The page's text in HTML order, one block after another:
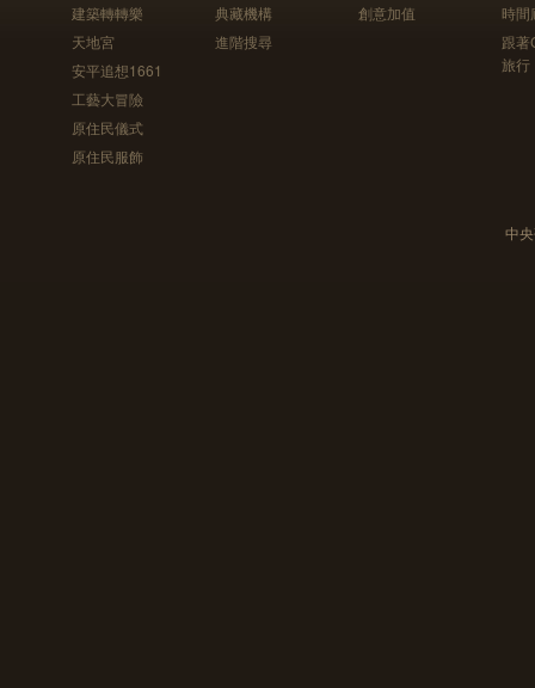
建築轉轉樂
天地宮
安平追想1661
工藝大冒險
原住民儀式
原住民服飾
典藏機構
進階搜尋
創意加值
時間
跟
旅行
中